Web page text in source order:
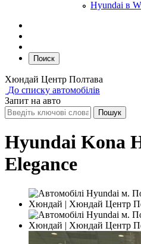
Hyundai в
Поиск
Хюндай Центр Полтава
До списку автомобілів
Запит на авто
Hyundai Kona
Elegance